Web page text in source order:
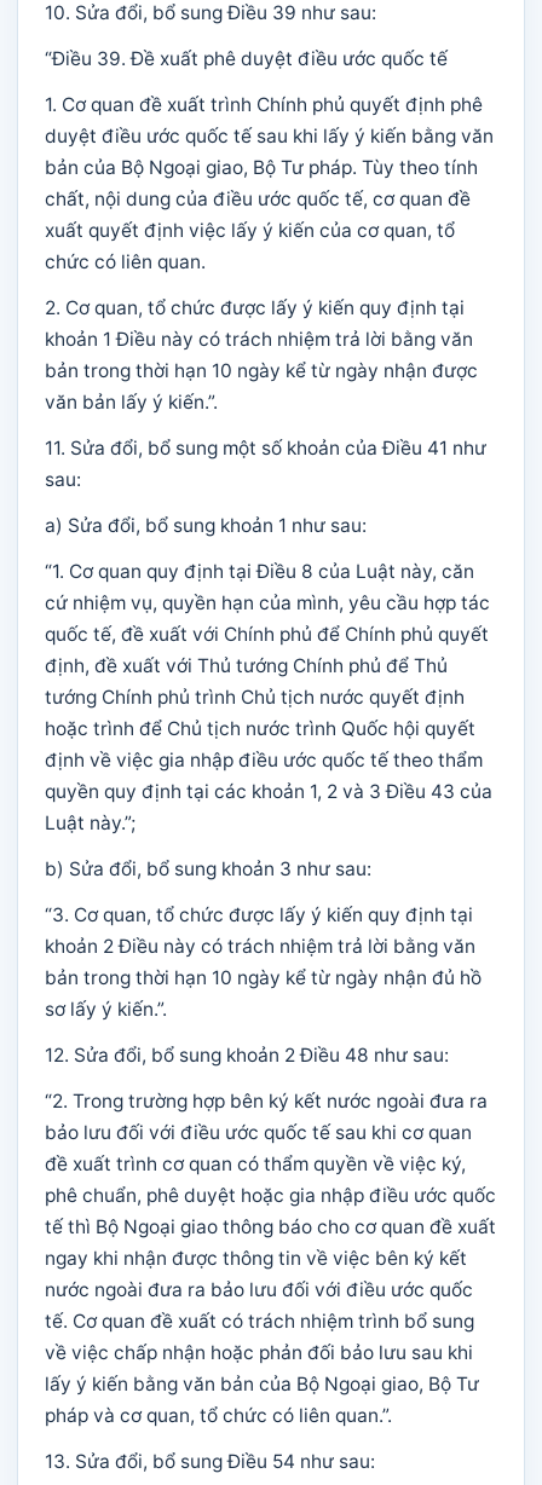
10. Sửa đổi, bổ sung Điều 39 như sau:
“Điều 39. Đề xuất phê duyệt điều ước quốc tế
1. Cơ quan đề xuất trình Chính phủ quyết định phê
duyệt điều ước quốc tế sau khi lấy ý kiến bằng văn
bản của Bộ Ngoại giao, Bộ Tư pháp. Tùy theo tính
chất, nội dung của điều ước quốc tế, cơ quan đề
xuất quyết định việc lấy ý kiến của cơ quan, tổ
chức có liên quan.
2. Cơ quan, tổ chức được lấy ý kiến quy định tại
khoản 1 Điều này có trách nhiệm trả lời bằng văn
bản trong thời hạn 10 ngày kể từ ngày nhận được
văn bản lấy ý kiến.”.
11. Sửa đổi, bổ sung một số khoản của Điều 41 như
sau:
a) Sửa đổi, bổ sung khoản 1 như sau:
“1. Cơ quan quy định tại Điều 8 của Luật này, căn
cứ nhiệm vụ, quyền hạn của mình, yêu cầu hợp tác
quốc tế, đề xuất với Chính phủ để Chính phủ quyết
định, đề xuất với Thủ tướng Chính phủ để Thủ
tướng Chính phủ trình Chủ tịch nước quyết định
hoặc trình để Chủ tịch nước trình Quốc hội quyết
định về việc gia nhập điều ước quốc tế theo thẩm
quyền quy định tại các khoản 1, 2 và 3 Điều 43 của
Luật này.”;
b) Sửa đổi, bổ sung khoản 3 như sau:
“3. Cơ quan, tổ chức được lấy ý kiến quy định tại
khoản 2 Điều này có trách nhiệm trả lời bằng văn
bản trong thời hạn 10 ngày kể từ ngày nhận đủ hồ
sơ lấy ý kiến.”.
12. Sửa đổi, bổ sung khoản 2 Điều 48 như sau:
“2. Trong trường hợp bên ký kết nước ngoài đưa ra
bảo lưu đối với điều ước quốc tế sau khi cơ quan
đề xuất trình cơ quan có thẩm quyền về việc ký,
phê chuẩn, phê duyệt hoặc gia nhập điều ước quốc
tế thì Bộ Ngoại giao thông báo cho cơ quan đề xuất
ngay khi nhận được thông tin về việc bên ký kết
nước ngoài đưa ra bảo lưu đối với điều ước quốc
tế. Cơ quan đề xuất có trách nhiệm trình bổ sung
về việc chấp nhận hoặc phản đối bảo lưu sau khi
lấy ý kiến bằng văn bản của Bộ Ngoại giao, Bộ Tư
pháp và cơ quan, tổ chức có liên quan.”.
13. Sửa đổi, bổ sung Điều 54 như sau: